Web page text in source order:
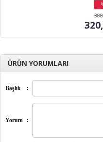
ÜRÜN YORUMLARI
Başlık :
Yorum :